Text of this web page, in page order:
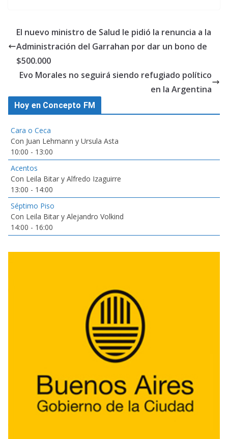
El nuevo ministro de Salud le pidió la renuncia a la
Administración del Garrahan por dar un bono de
$500.000
Evo Morales no seguirá siendo refugiado político
en la Argentina
Hoy en Concepto FM
Cara o Ceca
Con Juan Lehmann y Ursula Asta
10:00 - 13:00
Acentos
Con Leila Bitar y Alfredo Izaguirre
13:00 - 14:00
Séptimo Piso
Con Leila Bitar y Alejandro Volkind
14:00 - 16:00